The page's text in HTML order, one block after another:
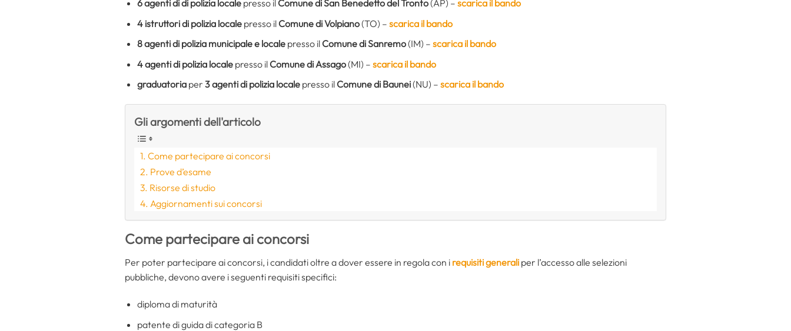
6agenti di di polizia localepresso il Comune di San Benedetto del Tronto(AP) – scarica il bando
4 istruttori di polizia localepresso il Comune di Volpiano(TO) – scarica il bando
8agenti di polizia municipale e localepresso il Comune di Sanremo(IM) – scarica il bando
4agenti di polizia localepresso il Comune di Assago(MI) – scarica il bando
graduatoriaper 3agenti di polizia localepresso il Comune di Baunei(NU) – scarica il bando
Gli argomenti dell'articolo
Come partecipare ai concorsi
Prove d’esame
Risorse di studio
Aggiornamenti sui concorsi
Come partecipare ai concorsi
Per poter partecipare ai concorsi, i candidati oltre a dover essere in regola con i requisiti generali per l’accesso alle selezioni
pubbliche, devono avere i seguenti requisiti specifici:
diploma di maturità
patente di guida di categoria B